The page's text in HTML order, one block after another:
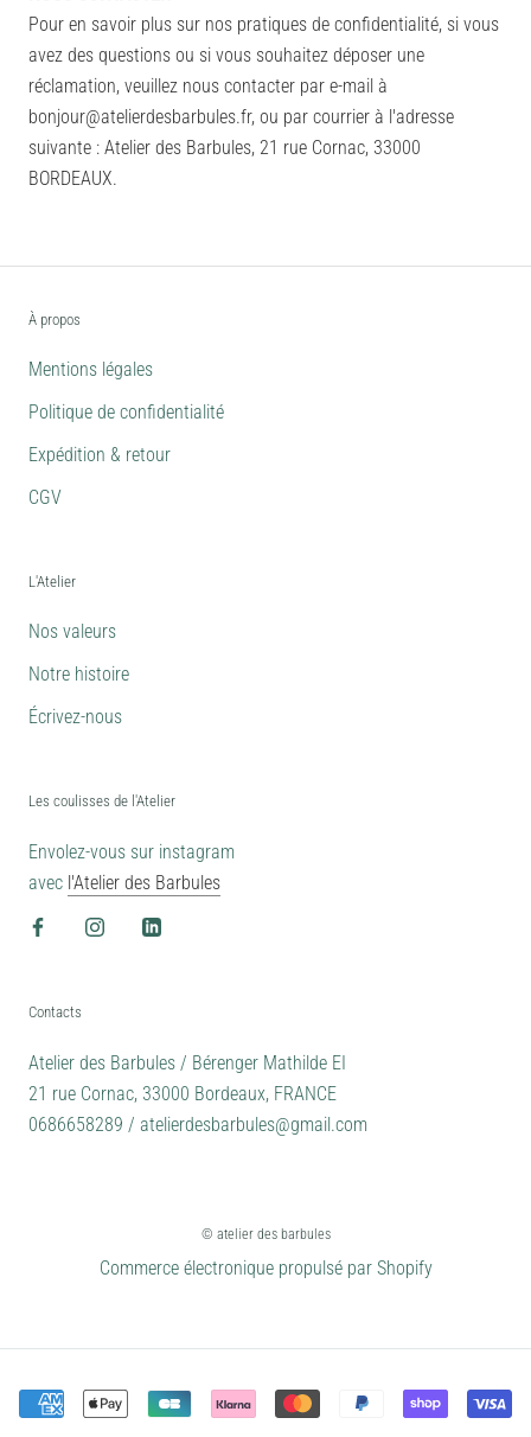
Pour en savoir plus sur nos pratiques de confidentialité, si vous
avez des questions ou si vous souhaitez déposer une
réclamation, veuillez nous contacter par e-mail à
bonjour@atelierdesbarbules.fr, ou par courrier à l'adresse
suivante : Atelier des Barbules, 21 rue Cornac, 33000
BORDEAUX.
À propos
Mentions légales
Politique de confidentialité
Expédition & retour
CGV
L'Atelier
Nos valeurs
Notre histoire
Écrivez-nous
Les coulisses de l'Atelier
Envolez-vous sur instagram
avec l'Atelier des Barbules
Contacts
Atelier des Barbules / Bérenger Mathilde EI
21 rue Cornac, 33000 Bordeaux, FRANCE
0686658289 / atelierdesbarbules@gmail.com
© atelier des barbules
Commerce électronique propulsé par Shopify